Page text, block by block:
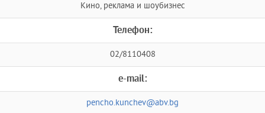
Кино, реклама и шоубизнес
Телефон:
02/8110408
e-mail:
pencho.kunchev@abv.bg